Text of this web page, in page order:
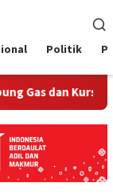
Politik
Kursi Plastik